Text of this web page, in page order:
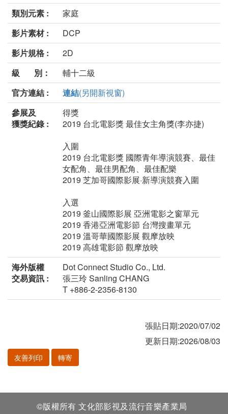
類別元素 :
家庭
影片素材 :
DCP
影片規格 :
2D
級 別：
輔十二級
官方連結 :
連結(另開新視窗)
參展及
獲獎紀錄 :
得獎
2019 台北電影獎 最佳⼥主⾓獎(李亦捷)
入圍
2019 台北電影獎 國際⻘年導演競賽、最佳
女配角、最佳男配角、最佳配樂
2019 芝加哥國際影展·新導演競賽⼊圍
入選
2019 釜⼭國際影展 亞洲電影之窗單元
2019 ⾹港亞洲電影節 台灣搜畫單元
2019 溫哥華國際影展 觀摩放映
2019 ⾼雄電影節 觀摩放映
海外版權
交易資訊 :
Dot Connect Studio Co., Ltd.
張三玲 Sanling CHANG
T +886-2-2356-8130
張貼日期:2020/07/02
更新日期:2026/08/03
友善列印 轉寄
©版權所有 文化部影視及流行音樂產業局